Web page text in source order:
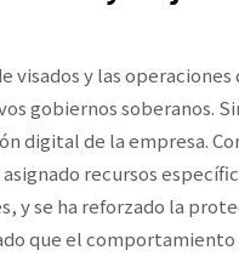
visados y las
gobiernos soberanos.
digital de la empresa.
recursos
y se ha reforzado la
que el